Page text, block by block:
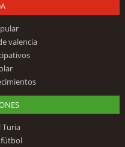
valencia
Turia
fútbol